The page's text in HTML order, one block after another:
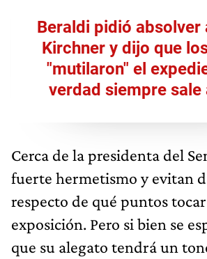
Beraldi pidió absolver
Kirchner y dijo que
"mutilaron" el
verdad siempre sale
Cerca de la presidenta del
fuerte hermetismo y evitan
respecto de qué puntos
exposición. Pero si bien se
que su alegato tendrá un